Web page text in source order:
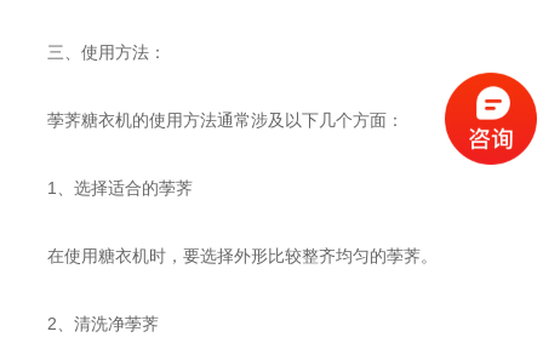
三、使用方法：
荸荠糖衣机的使用方法通常涉及以下几个方面：
1、选择适合的荸荠
在使用糖衣机时，要选择外形比较整齐均匀的荸荠。
2、清洗净荸荠